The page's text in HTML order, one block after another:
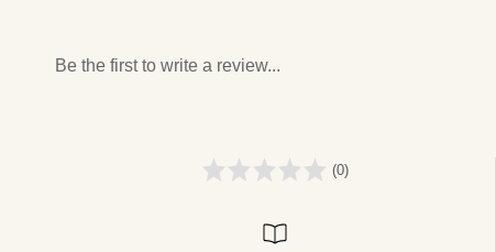
Be the first to write a review...
(0)